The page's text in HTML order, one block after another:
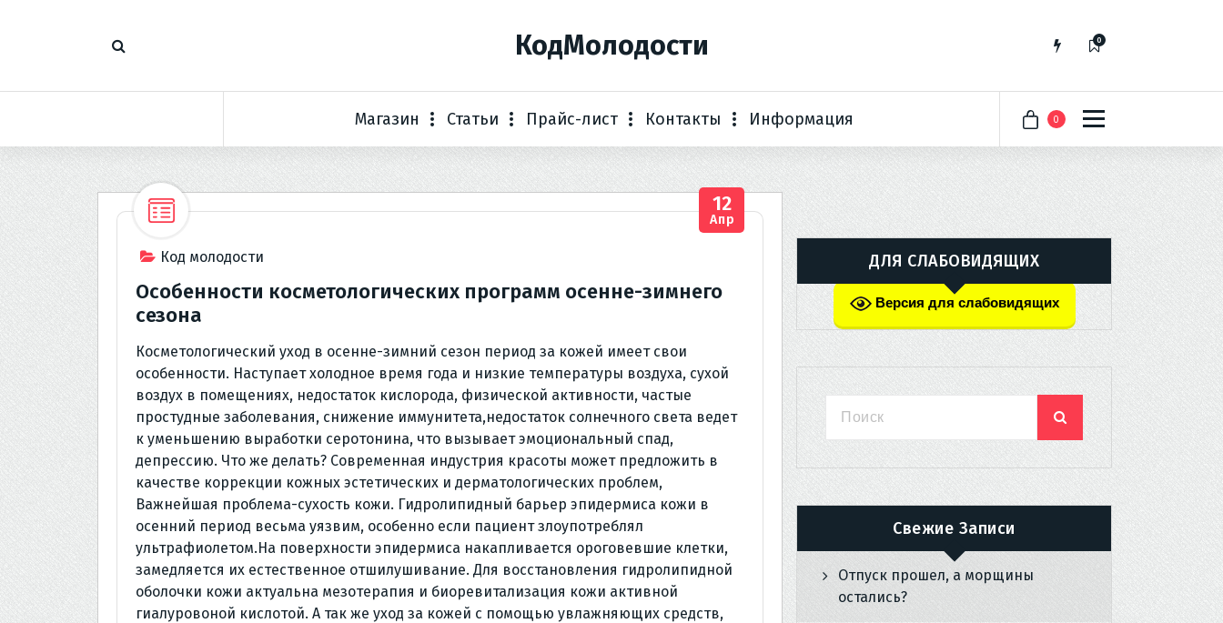
й
КодМолодости 0
Магазин Статьи Прайс-лист Контакты Информация 0
Код молодости
12
Апр
Особенности косметологических программ осенне-зимнего
сезона
Косметологический уход в осенне-зимний сезон период за кожей имеет свои
особенности. Наступает холодное время года и низкие температуры воздуха, сухой
воздух в помещениях, недостаток кислорода, физической активности, частые
простудные заболевания, снижение иммунитета,недостаток солнечного света ведет
к уменьшению выработки серотонина, что вызывает эмоциональный спад,
депрессию. Что же делать? Современная индустрия красоты может предложить в
качестве коррекции кожных эстетических и дерматологических проблем,
Важнейшая проблема-сухость кожи. Гидролипидный барьер эпидермиса кожи в
осенний период весьма уязвим, особенно если пациент злоупотреблял
ультрафиолетом.На поверхности эпидермиса накапливается ороговевшие клетки,
замедляется их естественное отшилушивание. Для восстановления гидролипидной
оболочки кожи актуальна мезотерапия и биоревитализация кожи активной
гиалуровоной кислотой. А так же уход за кожей с помощью увлажняющих средств,
ДЛЯ СЛАБОВИДЯЩИХ
Версия для слабовидящих
Свежие Записи
Отпуск прошел, а морщины
остались?